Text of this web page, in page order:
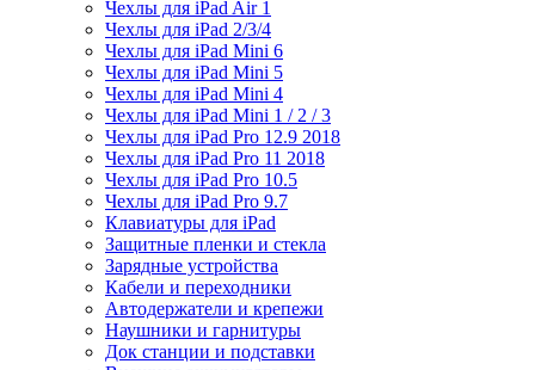
Чехлы для iPad Air 1
Чехлы для iPad 2/3/4
Чехлы для iPad Mini 6
Чехлы для iPad Mini 5
Чехлы для iPad Mini 4
Чехлы для iPad Mini 1 / 2 / 3
Чехлы для iPad Pro 12.9 2018
Чехлы для iPad Pro 11 2018
Чехлы для iPad Pro 10.5
Чехлы для iPad Pro 9.7
Клавиатуры для iPad
Защитные пленки и стекла
Зарядные устройства
Кабели и переходники
Автодержатели и крепежи
Наушники и гарнитуры
Док станции и подставки